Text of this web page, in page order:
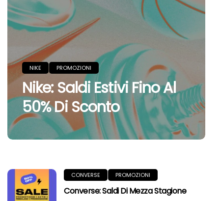
NIKE PROMOZIONI
Nike: Saldi Estivi Fino Al
50% Di Sconto
CONVERSE PROMOZIONI
Converse: Saldi Di Mezza Stagione